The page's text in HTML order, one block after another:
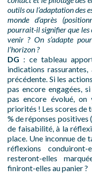
outils ou l’adaptation des
monde d’après
pourrait-il signifier que les
venir ? On s’adapte
l’horizon ?
DG : ce tableau
indications
précédente. Si les
pas encore engagées,
pas encore évolué,
priorités ! Les scores de
% de réponses positives
de faisabilité, à la
place. Une inconnue de
réflexions
resteront-elles
finiront-elles au panier ?